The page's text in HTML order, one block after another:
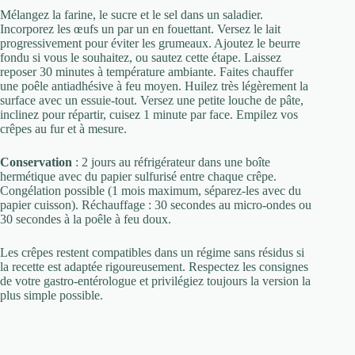
Mélangez la farine, le sucre et le sel dans un saladier.
Incorporez les œufs un par un en fouettant. Versez le lait
progressivement pour éviter les grumeaux. Ajoutez le beurre
fondu si vous le souhaitez, ou sautez cette étape. Laissez
reposer 30 minutes à température ambiante. Faites chauffer
une poêle antiadhésive à feu moyen. Huilez très légèrement la
surface avec un essuie-tout. Versez une petite louche de pâte,
inclinez pour répartir, cuisez 1 minute par face. Empilez vos
crêpes au fur et à mesure.
Conservation : 2 jours au réfrigérateur dans une boîte
hermétique avec du papier sulfurisé entre chaque crêpe.
Congélation possible (1 mois maximum, séparez-les avec du
papier cuisson). Réchauffage : 30 secondes au micro-ondes ou
30 secondes à la poêle à feu doux.
Les crêpes restent compatibles dans un régime sans résidus si
la recette est adaptée rigoureusement. Respectez les consignes
de votre gastro-entérologue et privilégiez toujours la version la
plus simple possible.